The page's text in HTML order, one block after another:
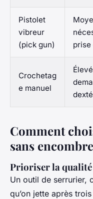
Pistolet
vibreur
(pick gun)
prise
Crochetag
e manuel
Comment
sans
Prioriser la
Un outil de serrurier,
qu’on jette après